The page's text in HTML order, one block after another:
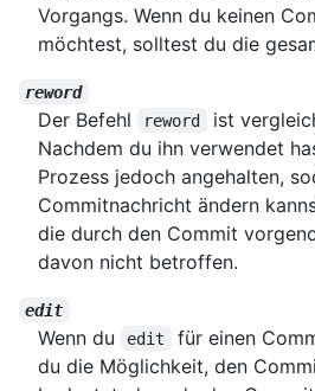
Vorgangs. Wenn du keinen
möchtest, solltest du die
reword
Der Befehl reword ist
Nachdem du ihn verwendet
Prozess jedoch angehalten,
Commitnachricht ändern
die durch den Commit
davon nicht betroffen.
edit
Wenn du edit
für einen
du die Möglichkeit, den